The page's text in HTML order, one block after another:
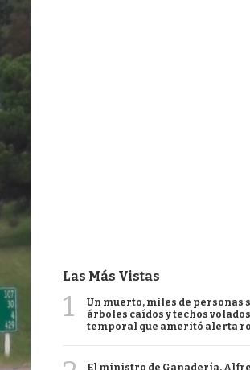
Las Más Vistas
1
Un muerto, miles de personas
árboles caídos y techos
temporal que ameritó alerta
El ministro de Ganadería,